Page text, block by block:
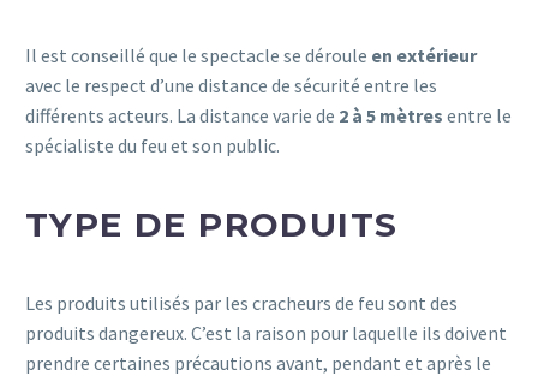
Il est conseillé que le spectacle se déroule en extérieur
avec le respect d’une distance de sécurité entre les
différents acteurs. La distance varie de 2 à 5 mètres entre le
spécialiste du feu et son public.
TYPE DE PRODUITS
Les produits utilisés par les cracheurs de feu sont des
produits dangereux. C’est la raison pour laquelle ils doivent
prendre certaines précautions avant, pendant et après le